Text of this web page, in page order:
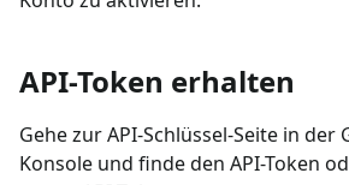
API-Token erhalten
Gehe zur API-Schlüssel-Seite in der
Konsole und finde den API-Token